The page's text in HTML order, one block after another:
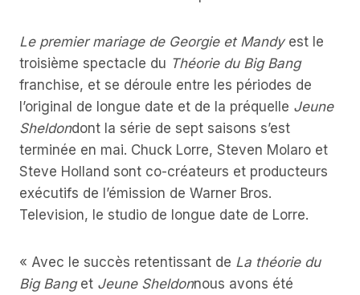
Le premier mariage de Georgie et Mandyest le
troisième spectacle du Théorie du Big Bang
franchise, et se déroule entre les périodes de
l’original de longue date et de la préquelle Jeune
Sheldondont la série de sept saisons s’est
terminée en mai. Chuck Lorre, Steven Molaro et
Steve Holland sont co-créateurs et producteurs
exécutifs de l’émission de Warner Bros.
Television, le studio de longue date de Lorre.
« Avec le succès retentissant de La théorie du
Big Banget Jeune Sheldonnous avons été